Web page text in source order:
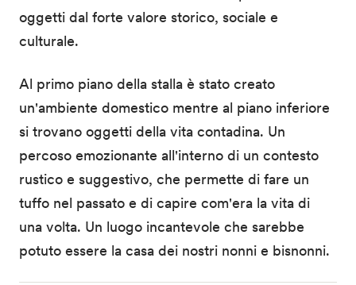
oggetti dal forte valore storico, sociale e
culturale.
Al primo piano della stalla è stato creato
un'ambiente domestico mentre al piano inferiore
si trovano oggetti della vita contadina. Un
percoso emozionante all'interno di un contesto
rustico e suggestivo, che permette di fare un
tuffo nel passato e di capire com'era la vita di
una volta. Un luogo incantevole che sarebbe
potuto essere la casa dei nostri nonni e bisnonni.